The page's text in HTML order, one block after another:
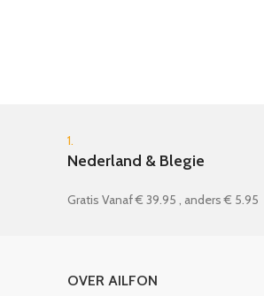
1.
Nederland & Blegie
Gratis Vanaf € 39.95 , anders € 5.95
OVER AILFON